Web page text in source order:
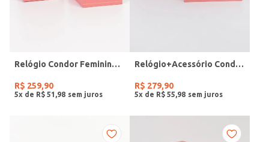
Relógio Condor Feminino DOURADO
R$ 259,90
5x de R$ 51 98
Relógio+Acessório Condor Feminino ROSE
R$ 279,90
5x de R$ 55 98